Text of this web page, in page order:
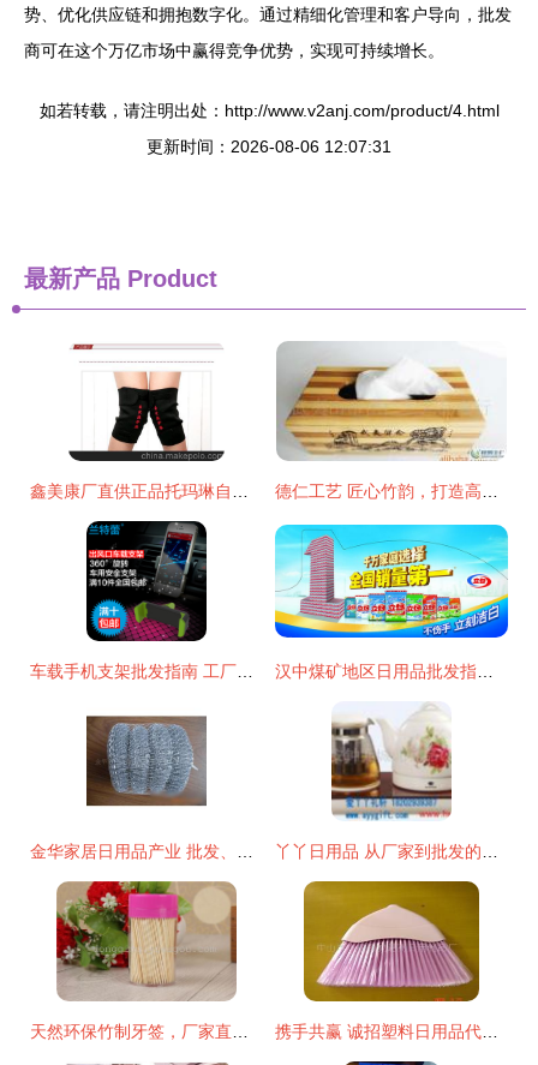
势、优化供应链和拥抱数字化。通过精细化管理和客户导向，批发
商可在这个万亿市场中赢得竞争优势，实现可持续增长。
如若转载，请注明出处：http://www.v2anj.com/product/4.html
更新时间：2026-08-06 12:07:31
最新产品 Product